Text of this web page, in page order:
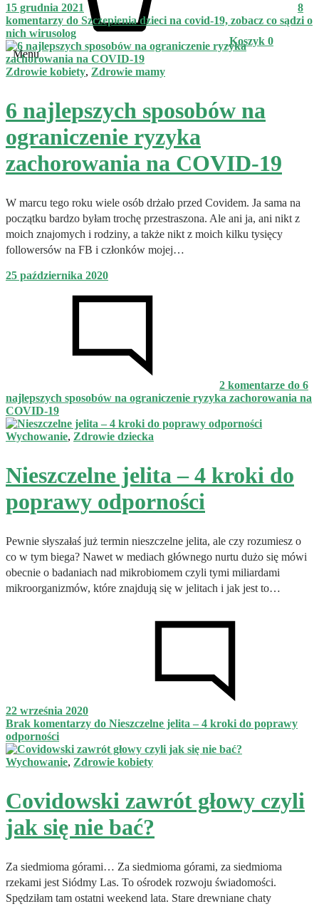
Koszyk 0
Menu
15 grudnia 2021
8
komentarzy do Szczepienia dzieci na covid-19, zobacz co sądzi o
nich wirusolog
Zdrowie kobiety, Zdrowie mamy
6 najlepszych sposobów na
ograniczenie ryzyka
zachorowania na COVID-19
W marcu tego roku wiele osób drżało przed Covidem. Ja sama na
początku bardzo byłam trochę przestraszona. Ale ani ja, ani nikt z
moich znajomych i rodziny, a także nikt z moich kilku tysięcy
followersów na FB i członków mojej…
25 października 2020
2 komentarze do 6
najlepszych sposobów na ograniczenie ryzyka zachorowania na
COVID-19
Wychowanie, Zdrowie dziecka
Nieszczelne jelita – 4 kroki do
poprawy odporności
Pewnie słyszałaś już termin nieszczelne jelita, ale czy rozumiesz o
co w tym biega? Nawet w mediach głównego nurtu dużo się mówi
obecnie o badaniach nad mikrobiomem czyli tymi miliardami
mikroorganizmów, które znajdują się w jelitach i jak jest to…
22 września 2020
Brak komentarzy do Nieszczelne jelita – 4 kroki do poprawy
odporności
Wychowanie, Zdrowie kobiety
Covidowski zawrót głowy czyli
jak się nie bać?
Za siedmioma górami… Za siedmioma górami, za siedmioma
rzekami jest Siódmy Las. To ośrodek rozwoju świadomości.
Spędziłam tam ostatni weekend lata. Stare drewniane chaty